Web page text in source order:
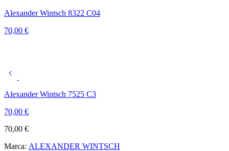
Alexander Wintsch 8322 C04
70,00 €
Alexander Wintsch 7525 C3
70,00 €
70,00 €
Marca: ALEXANDER WINTSCH